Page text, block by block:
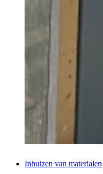
Inhuizen van materialen